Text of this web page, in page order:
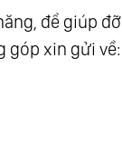
Chap 407
Chap 403
để giúp
góp xin gửi về: